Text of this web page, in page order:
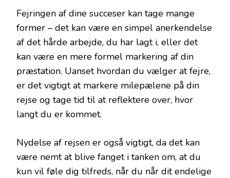
Fejringen af dine succeser kan tage mange
former – det kan være en simpel anerkendelse
af det hårde arbejde, du har lagt i, eller det
kan være en mere formel markering af din
præstation. Uanset hvordan du vælger at fejre,
er det vigtigt at markere milepælene på din
rejse og tage tid til at reflektere over, hvor
langt du er kommet.
Nydelse af rejsen er også vigtigt, da det kan
være nemt at blive fanget i tanken om, at du
kun vil føle dig tilfreds, når du når dit endelige